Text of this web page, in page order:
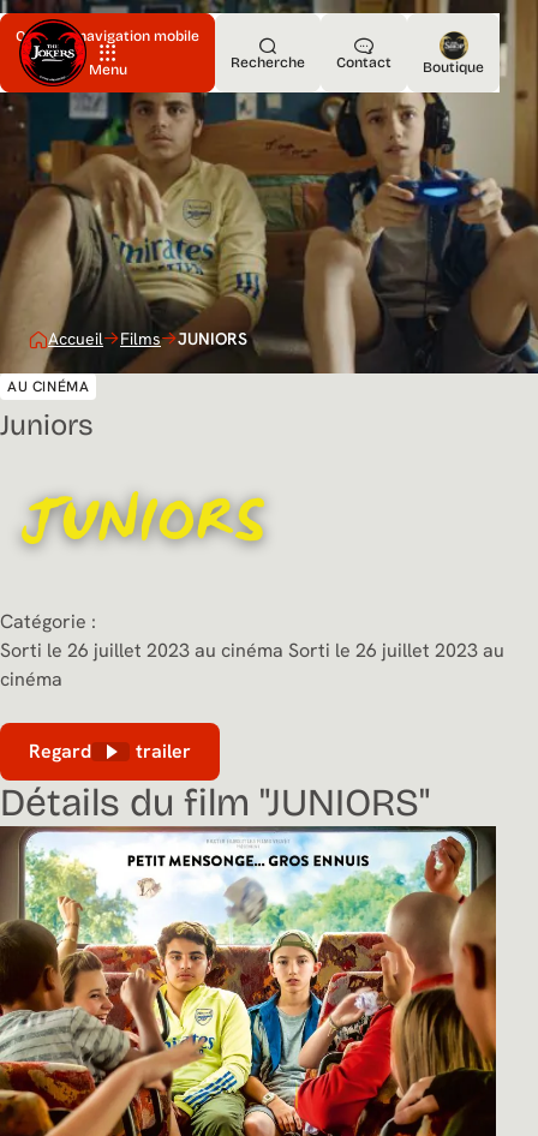
Ouvrir la navigation mobile
Menu
Recherche Contact Boutique
Juniors
Catégorie :
AU CINÉMA
Sorti le 26 juillet 2023 au cinéma Sorti le 26 juillet 2023 au
cinéma
Regarder le trailer
Accueil Films JUNIORS
Détails du film "JUNIORS"